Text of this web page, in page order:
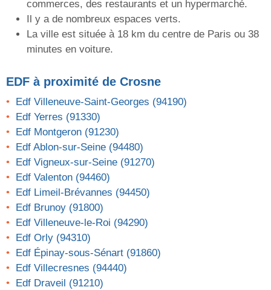
commerces, des restaurants et un hypermarché.
Il y a de nombreux espaces verts.
La ville est située à 18 km du centre de Paris ou 38
minutes en voiture.
EDF à proximité de Crosne
Edf Villeneuve-Saint-Georges (94190)
Edf Yerres (91330)
Edf Montgeron (91230)
Edf Ablon-sur-Seine (94480)
Edf Vigneux-sur-Seine (91270)
Edf Valenton (94460)
Edf Limeil-Brévannes (94450)
Edf Brunoy (91800)
Edf Villeneuve-le-Roi (94290)
Edf Orly (94310)
Edf Épinay-sous-Sénart (91860)
Edf Villecresnes (94440)
Edf Draveil (91210)